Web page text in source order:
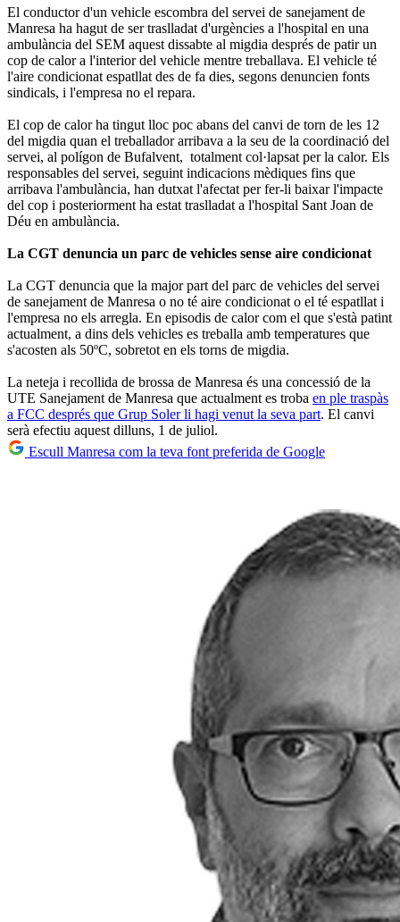
El conductor d'un vehicle escombra del servei de sanejament de
Manresa ha hagut de ser traslladat d'urgències a l'hospital en una
ambulància del SEM aquest dissabte al migdia després de patir un
cop de calor a l'interior del vehicle mentre treballava. El vehicle té
l'aire condicionat espatllat des de fa dies, segons denuncien fonts
sindicals, i l'empresa no el repara.
El cop de calor ha tingut lloc poc abans del canvi de torn de les 12
del migdia quan el treballador arribava a la seu de la coordinació del
servei, al polígon de Bufalvent, totalment col·lapsat per la calor. Els
responsables del servei, seguint indicacions mèdiques fins que
arribava l'ambulància, han dutxat l'afectat per fer-li baixar l'impacte
del cop i posteriorment ha estat traslladat a l'hospital Sant Joan de
Déu en ambulància.
La CGT denuncia un parc de vehicles sense aire condicionat
La CGT denuncia que la major part del parc de vehicles del servei
de sanejament de Manresa o no té aire condicionat o el té espatllat i
l'empresa no els arregla. En episodis de calor com el que s'està patint
actualment, a dins dels vehicles es treballa amb temperatures que
s'acosten als 50ºC, sobretot en els torns de migdia.
La neteja i recollida de brossa de Manresa és una concessió de la
UTE Sanejament de Manresa que actualment es troba en ple traspàs
a FCC després que Grup Soler li hagi venut la seva part. El canvi
serà efectiu aquest dilluns, 1 de juliol.
Escull Manresa com la teva font preferida de Google